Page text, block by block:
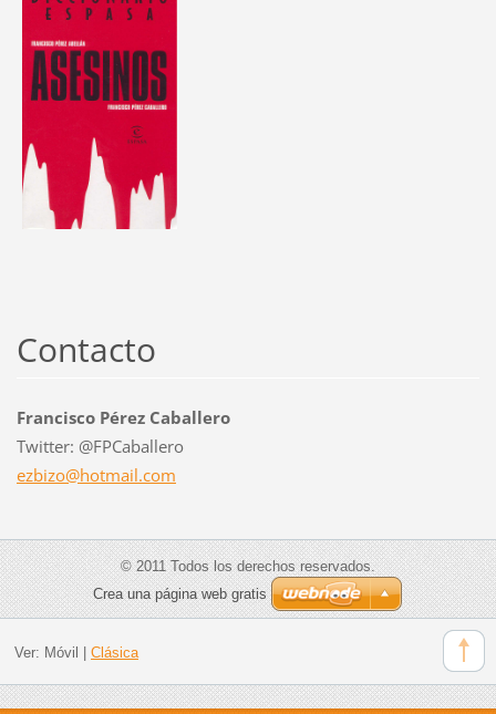
Contacto
Francisco Pérez Caballero
Twitter: @FPCaballero
ezbizo@hotmail.com
© 2011 Todos los derechos reservados.
Crea una página web gratis
Ver: Móvil Clásica